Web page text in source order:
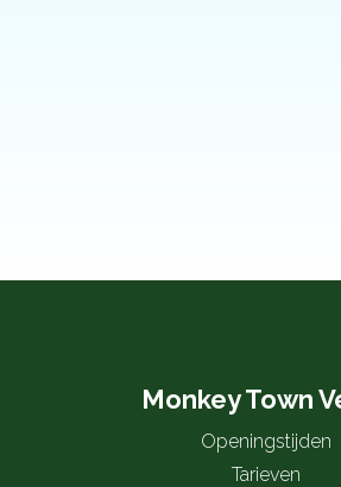
Monkey Town
Openingstijden
Tarieven